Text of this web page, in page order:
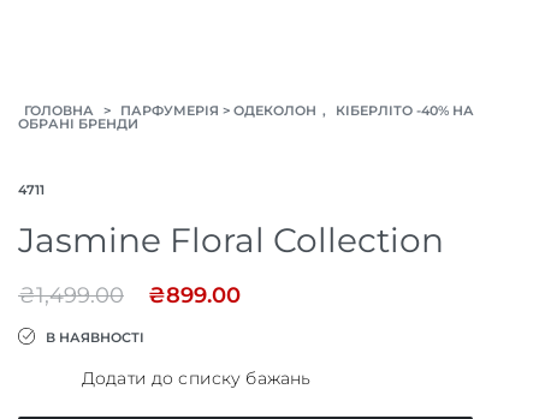
ГОЛОВНА > ПАРФУМЕРІЯ > ОДЕКОЛОН ,
КІБЕРЛІТО -40% НА
ОБРАНІ БРЕНДИ
4711
Jasmine Floral Collection
₴1,499.00 ₴899.00
В НАЯВНОСТІ
Додати до списку бажань